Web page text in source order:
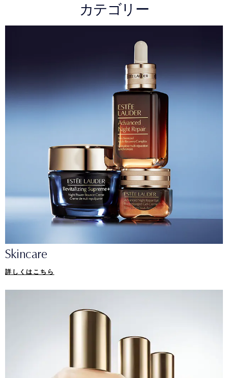
カテゴリー
Skincare
詳しくはこちら